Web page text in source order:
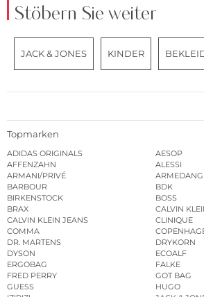
Stöbern Sie weiter
JACK & JONES KINDER
Topmarken
ADIDAS ORIGINALS
AESOP
AFFENZAHN
ALESSI
ARMANI/PRIVÉ
BARBOUR
BDK
BIRKENSTOCK
BOSS
BRAX
CALVIN
CALVIN KLEIN JEANS
CLINIQUE
COMMA
DR. MARTENS
DRYKORN
DYSON
ECOALF
ERGOBAG
FALKE
FRED PERRY
GOT BAG
GUESS
HUGO